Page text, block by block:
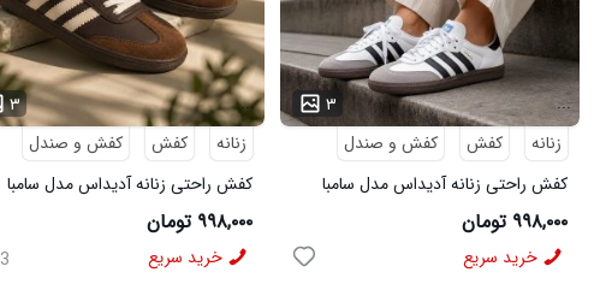
۳
...
زنانه
کفش
کفش و صندل
کفش راحتی زنانه آدیداس مدل سامبا
سفید
۹۹۸,۰۰۰ تومان
خرید سریع
۳
...
زنانه
کفش
کفش و صندل
کفش راحتی زنانه آدیداس مدل سامبا
قهوه ای
۹۹۸,۰۰۰ تومان
خرید سریع 3